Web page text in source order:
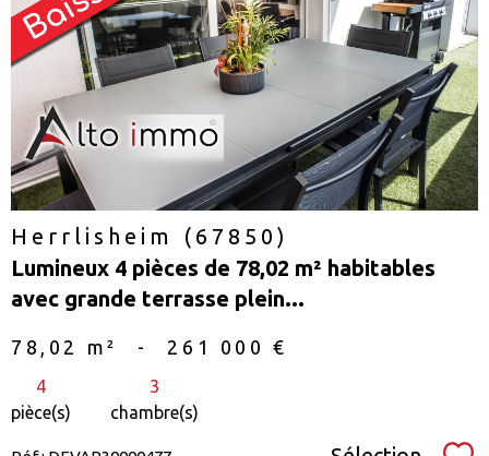
voir le
bien
Herrlisheim (67850)
Lumineux 4 pièces de 78,02 m² habitables
avec grande terrasse plein...
78,02 m² - 261 000 €
4
pièce(s)
3
chambre(s)